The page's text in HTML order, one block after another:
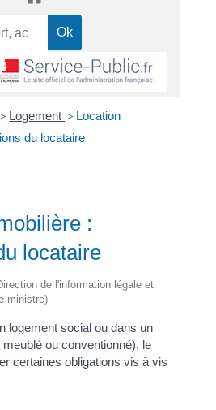
> Logement > Location
du locataire
:
locataire
de l'information légale et
ministre)
logement social ou dans un
ou conventionné), le
certaines obligations vis à vis